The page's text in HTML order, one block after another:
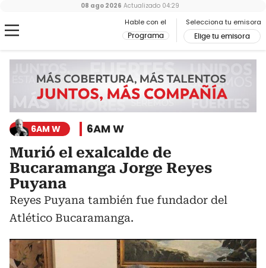
Hable con el
Programa
Selecciona tu emisora
Elige tu emisora
08 ago 2026 Actualizado 04:29
6AM W 6AM W
Murió el exalcalde de
Bucaramanga Jorge Reyes
Puyana
Reyes Puyana también fue fundador del
Atlético Bucaramanga.